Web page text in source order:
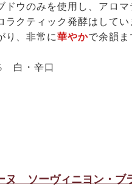
ドウのみを使用し、アロ
クティック発酵はしてい
り、非常に華やかで余韻ま
白・辛口
ソーヴィニヨン・ブ